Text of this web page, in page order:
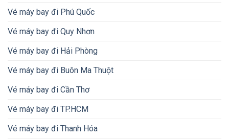
Vé máy bay đi Phú Quốc
Vé máy bay đi Quy Nhơn
Vé máy bay đi Hải Phòng
Vé máy bay đi Buôn Ma Thuột
Vé máy bay đi Cần Thơ
Vé máy bay đi TP.HCM
Vé máy bay đi Thanh Hóa